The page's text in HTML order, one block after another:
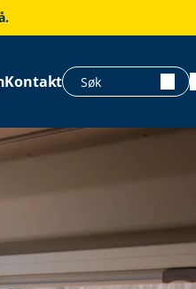
Kontakt